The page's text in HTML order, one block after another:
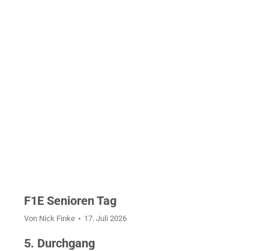
F1E Senioren Tag
Von Nick Finke 17. Juli 2026
5. Durchgang